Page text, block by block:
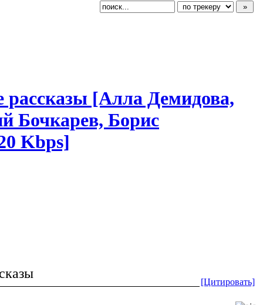
[Алла Демидова,
Бочкарев, Борис
Kbps]
[Цитировать]